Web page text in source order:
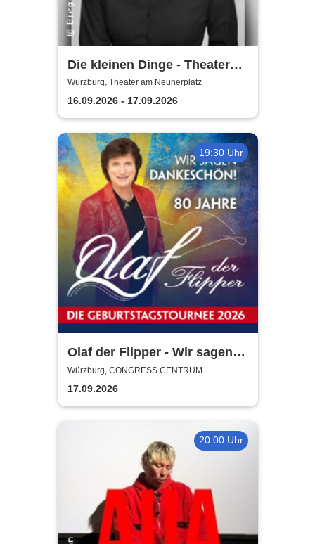
Die kleinen Dinge - Theater
am Neunerplatz
Würzburg, Theater am Neunerplatz
16.09.2026 - 17.09.2026
19:30 Uhr
Olaf der Flipper - Wir sagen
Dankeschön! 80 Jahre - Die
Geburtstagstournee 2026
Würzburg, CONGRESS CENTRUM
WÜRZBURG
17.09.2026
20:00 Uhr